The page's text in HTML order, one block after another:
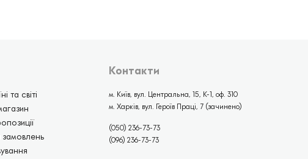
та світі
Контакти
м. Київ, вул. Центральна, 15, К-1, оф. 310
м. Харків, вул. Героїв Праці, 7 (зачинено)
(050) 236-73-73
(096) 236-73-73